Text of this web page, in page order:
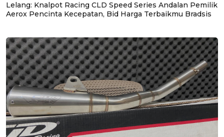
Lelang: Knalpot Racing CLD Speed Series Andalan Pemilik
Aerox Pencinta Kecepatan, Bid Harga Terbaikmu Bradsis